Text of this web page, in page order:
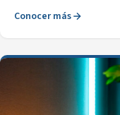
Conocer más